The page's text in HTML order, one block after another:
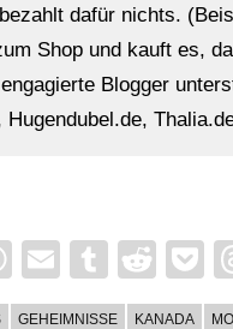
dafür nichts.
Shop und kauft es,
Blogger
WhatsApp
EmailTumblr
GEHEIMNISSE KANADA